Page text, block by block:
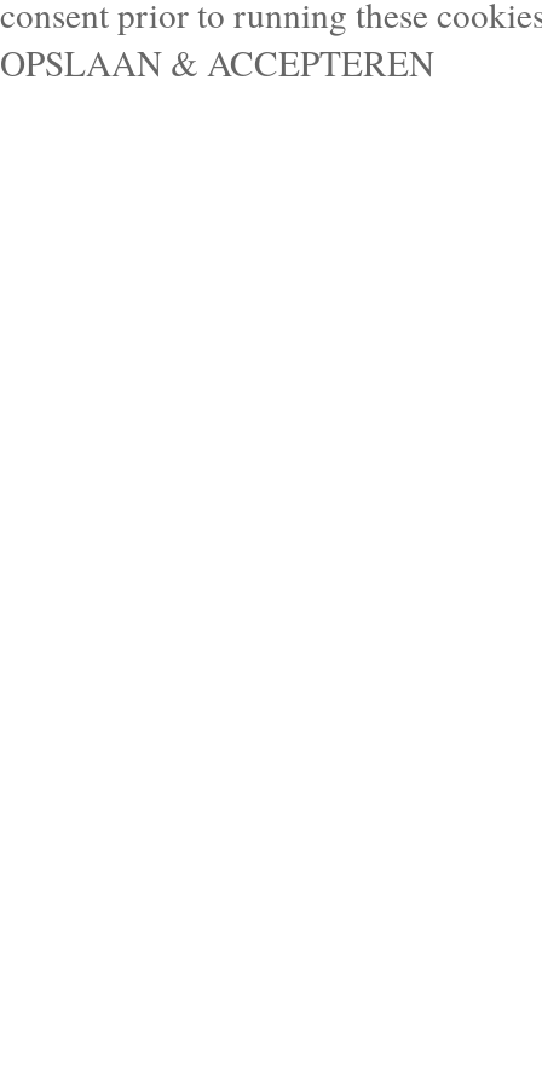
consent prior to running these
OPSLAAN & ACCEPTEREN